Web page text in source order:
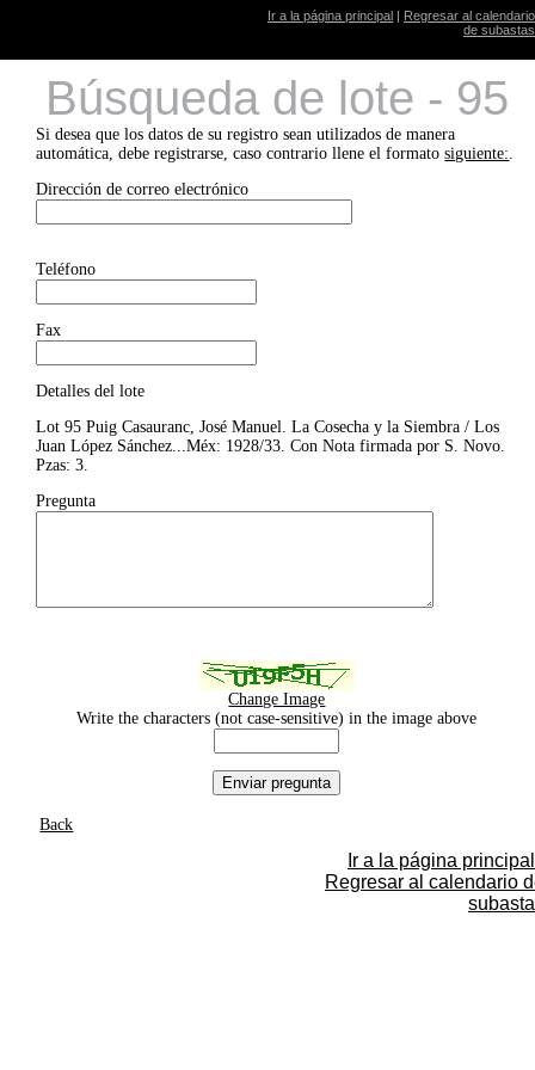
Ir a la página principal | Regresar al calendario
de subastas
Búsqueda de lote - 95
Si desea que los datos de su registro sean utilizados de manera
automática, debe registrarse, caso contrario llene el formatosiguiente:.
Dirección de correo electrónico
Teléfono
Fax
Detalles del lote
Lot 95 Puig Casauranc, José Manuel. La Cosecha y la Siembra / Los
Juan López Sánchez...Méx: 1928/33. Con Nota firmada por S. Novo.
Pzas: 3.
Pregunta
Change Image
Write the characters (not case-sensitive) in the image above
Back
Ir a la página principal
Regresar al calendario